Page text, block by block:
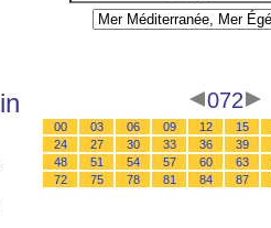
072
00 03 06 09 12 15
24
27 30 33 36 39
48
51 54 57 60 63
72
75 78 81 84 87